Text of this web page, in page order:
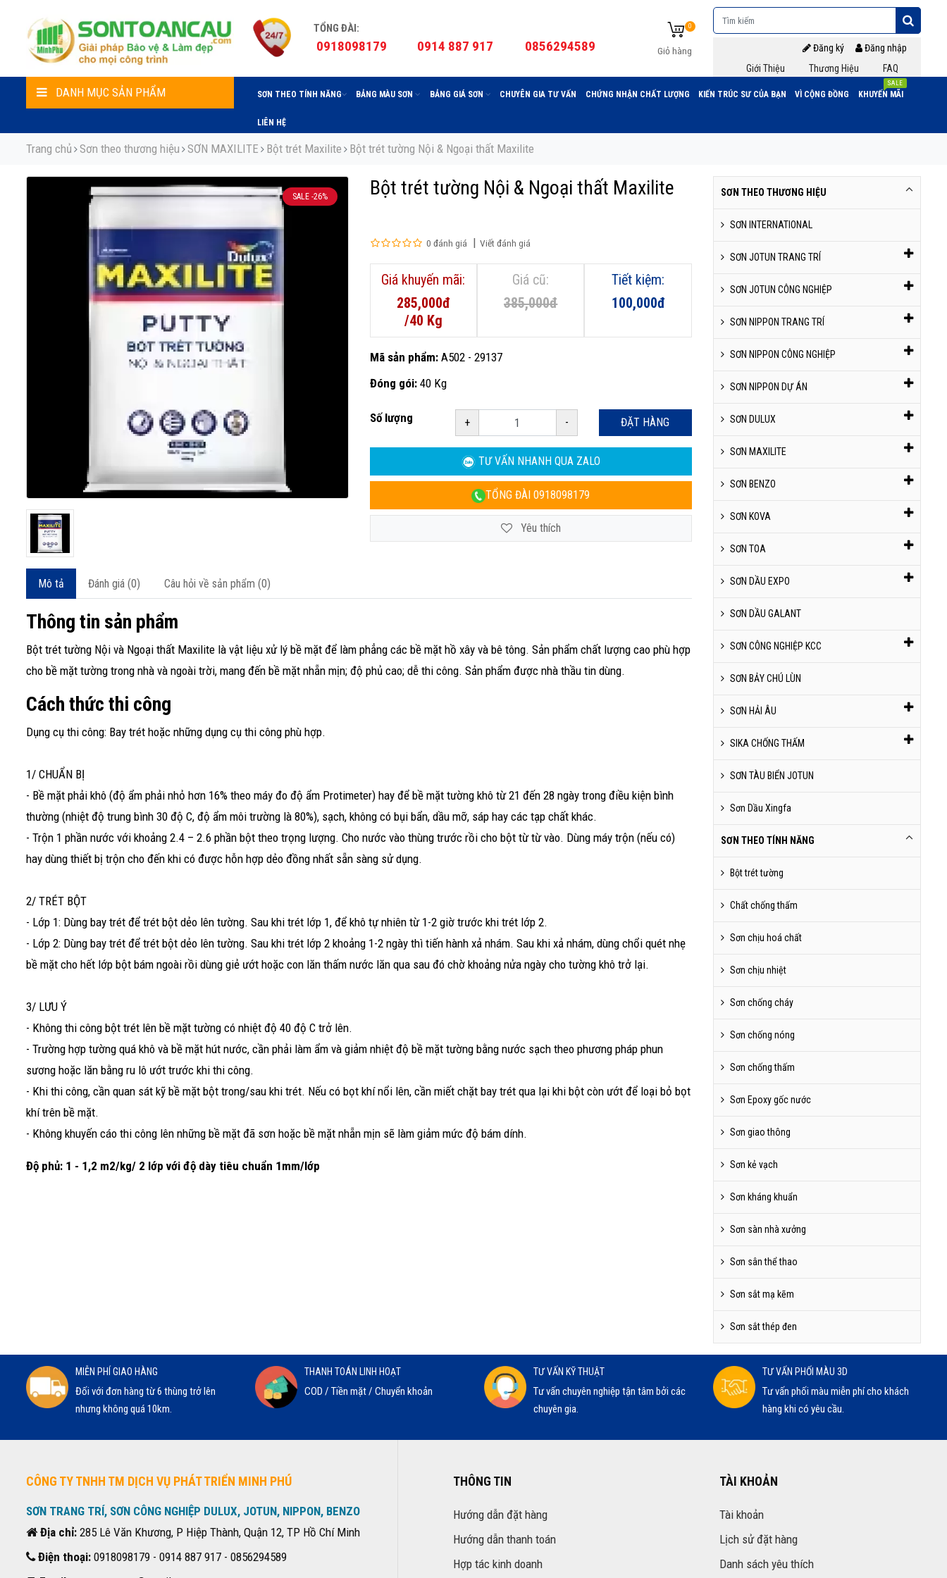
TỔNG ĐÀI:
0918098179 0914 887 917 0856294589
0
Giỏ hàng Đăng ký
Đăng nhập
Giới Thiệu
Thương Hiệu FAQ
DANH MỤC SẢN PHẨM SƠN THEO TÍNH NĂNG BẢNG MÀU SƠN BẢNG GIÁ SƠN CHUYÊN GIA TƯ VẤN CHỨNG NHẬN CHẤT LƯỢNG KIẾN TRÚC SƯ CỦA BẠN VÌ CỘNG ĐỒNG KHUYẾN MÃI
SALE
LIÊN HỆ
Trang chủ Sơn theo thương hiệu SƠN MAXILITE Bột trét Maxilite Bột trét tường Nội & Ngoại thất Maxilite
SALE -26% Bột trét tường Nội & Ngoại thất Maxilite
0 đánh giá Viết đánh giá
Giá khuyến mãi:
285,000đ
/40 Kg
Giá cũ:
385,000đ
Tiết kiệm:
100,000đ
Mã sản phẩm:A502 - 29137
Đóng gói:40 Kg
Số lượng + - ĐẶT HÀNG
TƯ VẤN NHANH QUA ZALO
TỔNG ĐÀI0918098179
Yêu thích
Mô tả Đánh giá (0) Câu hỏi về sản phẩm (0)
Thông tin sản phẩm
Bột trét tường Nội và Ngoại thất Maxilite là vật liệu xử lý bề mặt để làm phẳng các bề mặt hồ xây và bê tông. Sản phẩm chất lượng cao phù hợp
cho bề mặt tường trong nhà và ngoài trời, mang đến bề mặt nhẵn mịn; độ phủ cao; dễ thi công. Sản phẩm được nhà thầu tin dùng.
Cách thức thi công
Dụng cụ thi công: Bay trét hoặc những dụng cụ thi công phù hợp.
1/ CHUẨN BỊ
- Bề mặt phải khô (độ ẩm phải nhỏ hơn 16% theo máy đo độ ẩm Protimeter) hay để bề mặt tường khô từ 21 đến 28 ngày trong điều kiện bình
thường (nhiệt độ trung bình 30 độ C, độ ẩm môi trường là 80%), sạch, không có bụi bẩn, dầu mỡ, sáp hay các tạp chất khác.
- Trộn 1 phần nước với khoảng 2.4 – 2.6 phần bột theo trọng lượng. Cho nước vào thùng trước rồi cho bột từ từ vào. Dùng máy trộn (nếu có)
hay dùng thiết bị trộn cho đến khi có được hỗn hợp dẻo đồng nhất sẵn sàng sử dụng.
2/ TRÉT BỘT
- Lớp 1: Dùng bay trét để trét bột dẻo lên tường. Sau khi trét lớp 1, để khô tự nhiên từ 1-2 giờ trước khi trét lớp 2.
- Lớp 2: Dùng bay trét để trét bột dẻo lên tường. Sau khi trét lớp 2 khoảng 1-2 ngày thì tiến hành xả nhám. Sau khi xả nhám, dùng chổi quét nhẹ
bề mặt cho hết lớp bột bám ngoài rồi dùng giẻ ướt hoặc con lăn thấm nước lăn qua sau đó chờ khoảng nửa ngày cho tường khô trở lại.
3/ LƯU Ý
- Không thi công bột trét lên bề mặt tường có nhiệt độ 40 độ C trở lên.
- Trường hợp tường quá khô và bề mặt hút nước, cần phải làm ẩm và giảm nhiệt độ bề mặt tường bằng nước sạch theo phương pháp phun
sương hoặc lăn bằng ru lô ướt trước khi thi công.
- Khi thi công, cần quan sát kỹ bề mặt bột trong/sau khi trét. Nếu có bọt khí nổi lên, cần miết chặt bay trét qua lại khi bột còn ướt để loại bỏ bọt
khí trên bề mặt.
- Không khuyến cáo thi công lên những bề mặt đã sơn hoặc bề mặt nhẵn mịn sẽ làm giảm mức độ bám dính.
Độ phủ: 1 - 1,2 m2/kg/ 2 lớp với độ dày tiêu chuẩn 1mm/lớp
SƠN THEO THƯƠNG HIỆU
SƠN INTERNATIONAL
SƠN JOTUN TRANG TRÍ
SƠN JOTUN CÔNG NGHIỆP
SƠN NIPPON TRANG TRÍ
SƠN NIPPON CÔNG NGHIỆP
SƠN NIPPON DỰ ÁN
SƠN DULUX
SƠN MAXILITE
SƠN BENZO
SƠN KOVA
SƠN TOA
SƠN DẦU EXPO
SƠN DẦU GALANT
SƠN CÔNG NGHIỆP KCC
SƠN BẢY CHÚ LÙN
SƠN HẢI ÂU
SIKA CHỐNG THẤM
SƠN TÀU BIỂN JOTUN
Sơn Dầu Xingfa
SƠN THEO TÍNH NĂNG
Bột trét tường
Chất chống thấm
Sơn chịu hoá chất
Sơn chịu nhiệt
Sơn chống cháy
Sơn chống nóng
Sơn chống thấm
Sơn Epoxy gốc nước
Sơn giao thông
Sơn kẻ vạch
Sơn kháng khuẩn
Sơn sàn nhà xưởng
Sơn sân thể thao
Sơn sắt mạ kẽm
Sơn sắt thép đen
MIỄN PHÍ GIAO HÀNG
Đối với đơn hàng từ 6 thùng trở lên
nhưng không quá 10km.
THANH TOÁN LINH HOẠT
COD / Tiền mặt / Chuyển khoản
TƯ VẤN KỸ THUẬT
Tư vấn chuyên nghiệp tận tâm bởi các
chuyên gia.
TƯ VẤN PHỐI MÀU 3D
Tư vấn phối màu miễn phí cho khách
hàng khi có yêu cầu.
CÔNG TY TNHH TM DỊCH VỤ PHÁT TRIỂN MINH PHÚ
SƠN TRANG TRÍ, SƠN CÔNG NGHIỆP DULUX, JOTUN, NIPPON, BENZO
Địa chỉ: 285 Lê Văn Khương, P Hiệp Thành, Quận 12, TP Hồ Chí Minh
Điện thoại: 0918098179 - 0914 887 917 - 0856294589
THÔNG TIN
Hướng dẫn đặt hàng
Hướng dẫn thanh toán
Hợp tác kinh doanh
TÀI KHOẢN
Tài khoản
Lịch sử đặt hàng
Danh sách yêu thích